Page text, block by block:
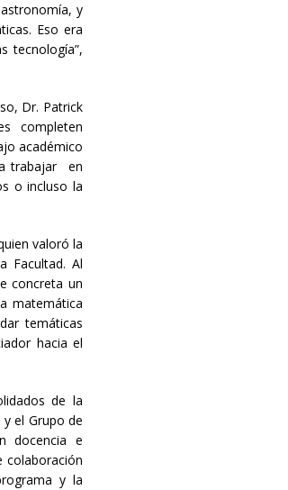
y
Eso era
tecnología”,
Dr. Patrick
completen
académico
trabajar en
o incluso la
valoró la
Facultad. Al
concreta un
matemática
temáticas
hacia el
de la
el Grupo de
docencia e
colaboración
y la